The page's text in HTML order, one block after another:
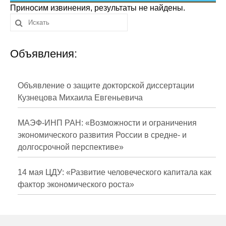
Сотрудники
Отчетность
Противодействие коррупции
Публикации
Научная жизнь
Издания
Проблемы прогнозирования
О журнале
Приносим извинения, результаты не найдены.
Объявления:
Объявление о защите докторской диссертации
Кузнецова Михаила Евгеньевича
МАЭФ-ИНП РАН: «Возможности и ограничения
экономического развития России в средне- и
долгосрочной перспективе»
14 мая ЦДУ: «Развитие человеческого капитала как
фактор экономического роста»